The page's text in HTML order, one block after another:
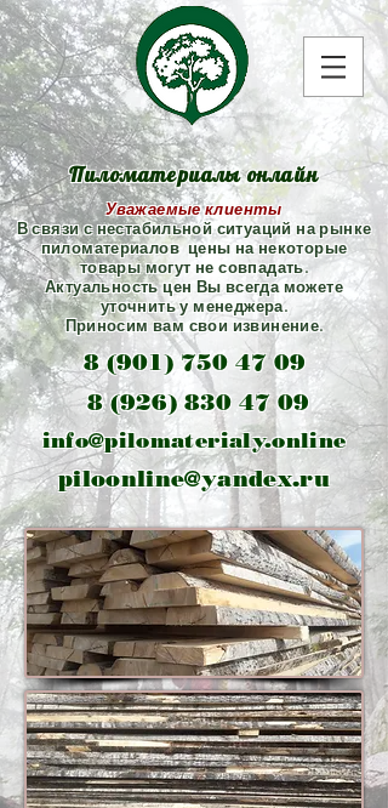
Пиломатериалы онлайн
Уважаемые клиенты
В связи с нестабильной ситуаций на рынке
пиломатериалов цены на некоторые
товары могут не совпадать.
Актуальность цен Вы всегда можете
уточнить у менеджера.
Приносим вам свои извинение.
8 (901) 750 47 09
8 (926) 830 47 09
info@pilomaterialy.online
piloonline@yandex.ru